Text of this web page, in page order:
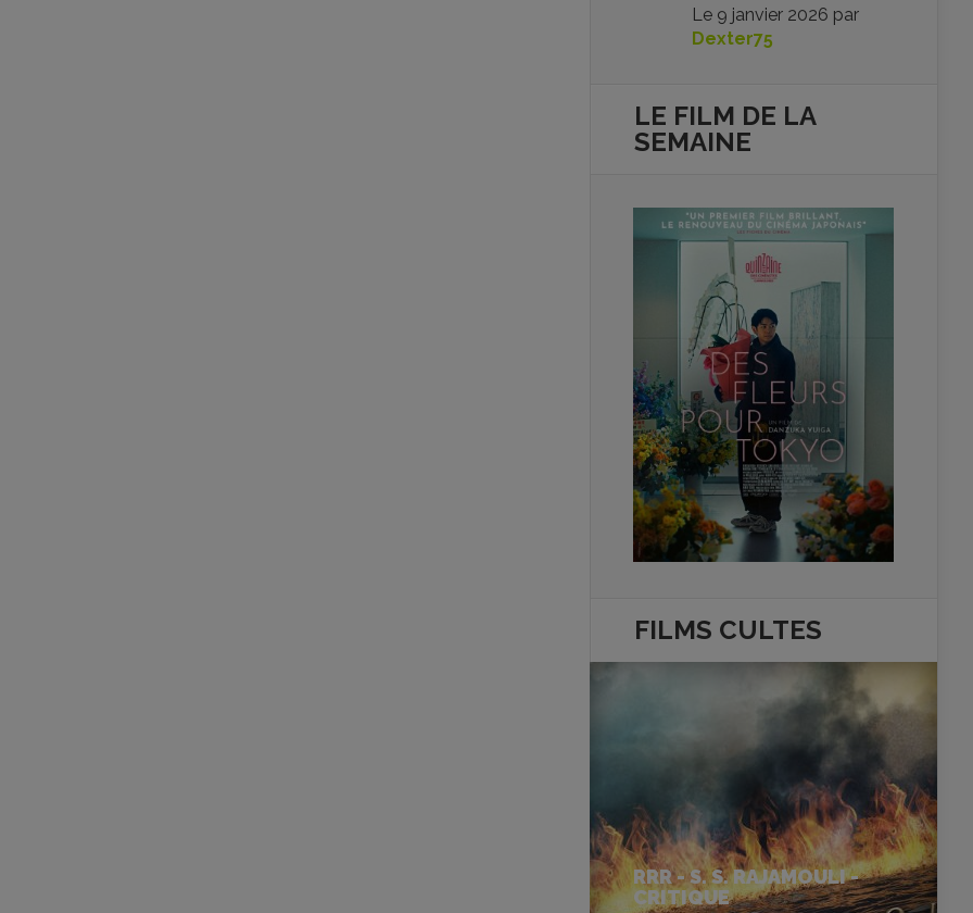
Le 9 janvier 2026 par
Dexter75
LE FILM DE LA
SEMAINE
FILMS CULTES
RRR - S. S. RAJAMOULI -
CRITIQUE